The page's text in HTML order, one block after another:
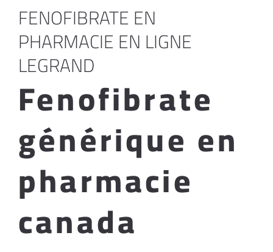
FENOFIBRATE EN
PHARMACIE EN LIGNE
LEGRAND
Fenofibrate
générique en
pharmacie
canada